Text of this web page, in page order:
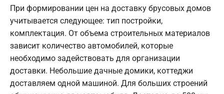
При формировании цен на доставку брусовых домов
учитывается следующее: тип постройки,
комплектация. От объема строительных материалов
зависит количество автомобилей, которые
необходимо задействовать для организации
доставки. Небольшие дачные домики, коттеджи
доставляем одной машиной. Для больших строений